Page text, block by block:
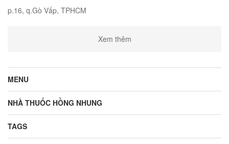
p.16, q.Gò Vấp, TPHCM
Xem thêm
MENU
NHÀ THUỐC HỒNG NHUNG
TAGS